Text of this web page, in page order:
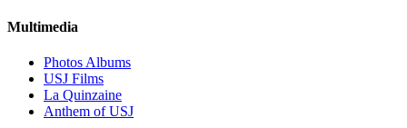
Multimedia
Photos Albums
USJ Films
La Quinzaine
Anthem of USJ